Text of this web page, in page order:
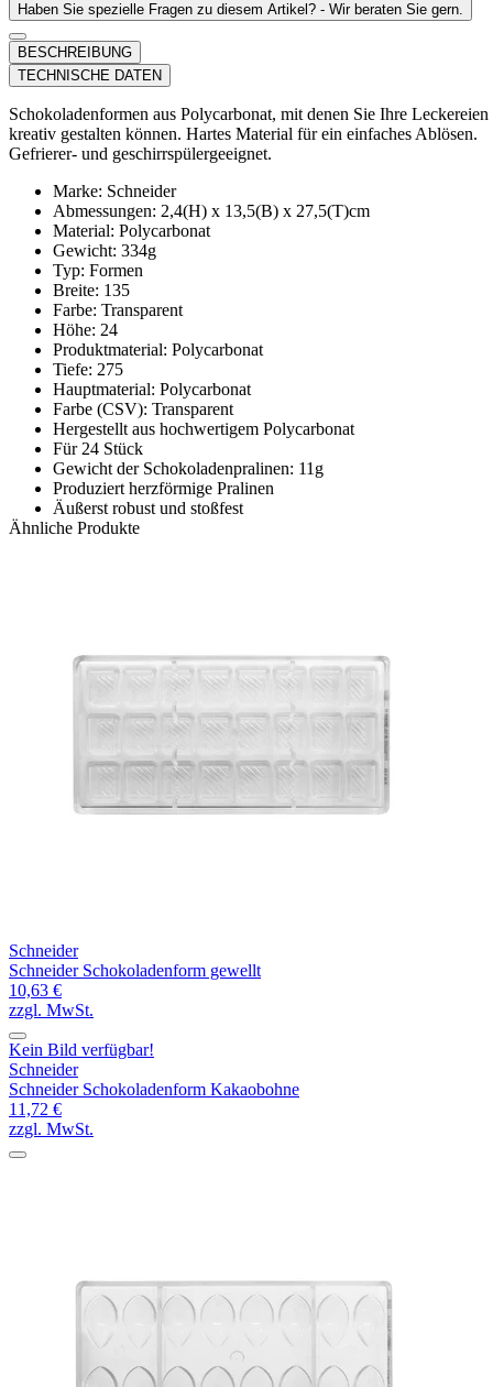
Haben Sie spezielle Fragen zu diesem Artikel? - Wir beraten Sie gern.
BESCHREIBUNG
TECHNISCHE DATEN
Schokoladenformen aus Polycarbonat, mit denen Sie Ihre Leckereien
kreativ gestalten können. Hartes Material für ein einfaches Ablösen.
Gefrierer- und geschirrspülergeeignet.
Marke: Schneider
Abmessungen: 2,4(H) x 13,5(B) x 27,5(T)cm
Material: Polycarbonat
Gewicht: 334g
Typ: Formen
Breite: 135
Farbe: Transparent
Höhe: 24
Produktmaterial: Polycarbonat
Tiefe: 275
Hauptmaterial: Polycarbonat
Farbe (CSV): Transparent
Hergestellt aus hochwertigem Polycarbonat
Für 24 Stück
Gewicht der Schokoladenpralinen: 11g
Produziert herzförmige Pralinen
Äußerst robust und stoßfest
Ähnliche Produkte
Schneider
Schneider Schokoladenform gewellt
10,63 €
zzgl. MwSt.
Kein Bild verfügbar!
Schneider
Schneider Schokoladenform Kakaobohne
11,72 €
zzgl. MwSt.